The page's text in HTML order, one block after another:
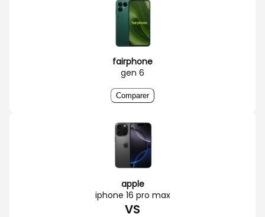
fairphone
gen 6
Comparer
apple
iphone 16 pro max
VS